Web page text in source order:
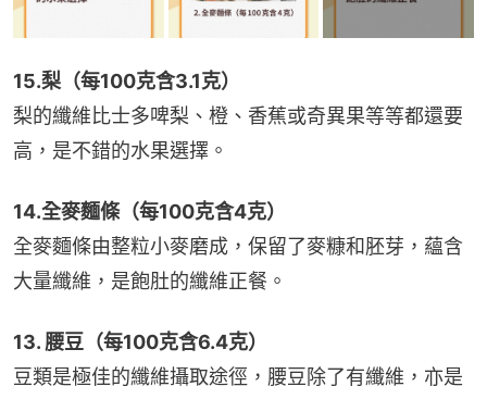
15.梨（每100克含3.1克）
梨的纖維比士多啤梨、橙、香蕉或奇異果等等都還要
高，是不錯的水果選擇。
14.全麥麵條（每100克含4克）
全麥麵條由整粒小麥磨成，保留了麥糠和胚芽，蘊含
大量纖維，是飽肚的纖維正餐。
13. 腰豆（每100克含6.4克）
豆類是極佳的纖維攝取途徑，腰豆除了有纖維，亦是